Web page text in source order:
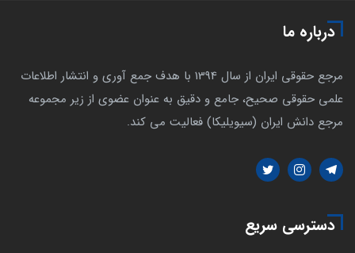
درباره ما
مرجع حقوقی ایران از سال 1394 با هدف جمع آوری و انتشار اطلاعات
علمی حقوقی صحیح، جامع و دقیق به عنوان عضوی از زیر مجموعه
مرجع دانش ایران (سیویلیکا) فعالیت می کند.
دسترسی سریع